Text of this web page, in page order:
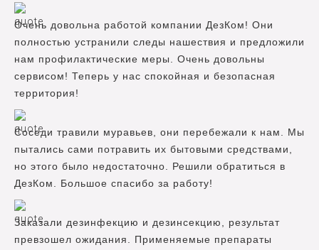
Очень довольна работой компании ДезКом! Они
полностью устранили следы нашествия и предложили
нам профилактические меры. Очень довольны
сервисом! Теперь у нас спокойная и безопасная
территория!
Соседи травили муравьев, они перебежали к нам. Мы
пытались сами потравить их бытовыми средствами,
но этого было недостаточно. Решили обратиться в
ДезКом. Большое спасибо за работу!
Заказали дезинфекцию и дезинсекцию, результат
превзошел ожидания. Применяемые препараты